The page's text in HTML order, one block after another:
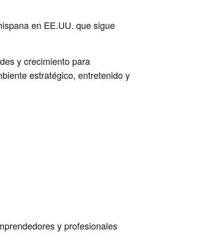
en EE.UU. que sigue
y crecimiento para
estratégico, entretenido y
y profesionales